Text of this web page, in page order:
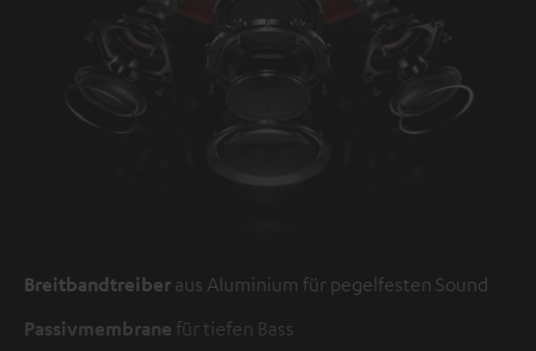
Breitbandtreiber aus Aluminium für pegelfesten Sound
Passivmembrane für tiefen Bass